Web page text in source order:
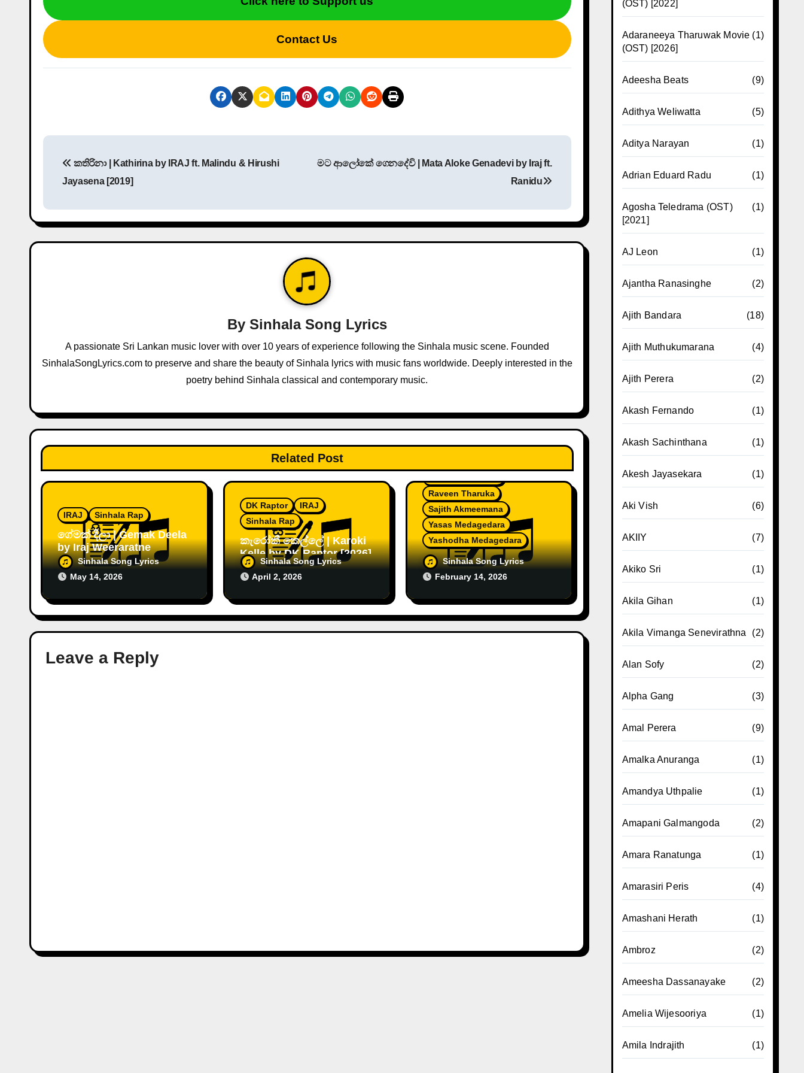
Contact Us
t
n
a
i
o
n
කතිරිනා | Kathirina by IRAJ ft. Malindu & Hirushi
Jayasena [2019]
මට ආලෝකේ ගෙනදේවි | Mata Aloke Genadevi by Iraj ft.
Ranidu
By Sinhala Song Lyrics
A passionate Sri Lankan music lover with over 10 years of experience following the Sinhala music scene. Founded
SinhalaSongLyrics.com to preserve and share the beauty of Sinhala lyrics with music fans worldwide. Deeply interested in the
poetry behind Sinhala classical and contemporary music.
Related Post
IRAJ Sinhala Rap
ගේමක් දීලා | Gemak Deela
by Iraj Weeraratne
Sinhala Song Lyrics
May 14, 2026
DK Raptor
IRAJ
Sinhala Rap
කැරෝකී කෙල්ලේ | Karoki
Kelle by DK Raptor [2026]
Sinhala Song Lyrics
April 2, 2026
Raveen Tharuka
Sajith Akmeemana
Yasas Medagedara
Yashodha Medagedara
මනරම් හැන්දාවේ |
Manaram Handawe by
Malith, Yasas & etc
Sinhala Song Lyrics
February 14, 2026
Leave a Reply
(OST) [2022]
Adaraneeya Tharuwak Movie
(OST) [2026]
(1)
Adeesha Beats (9)
Adithya Weliwatta (5)
Aditya Narayan (1)
Adrian Eduard Radu (1)
Agosha Teledrama (OST)
[2021]
(1)
AJ Leon (1)
Ajantha Ranasinghe (2)
Ajith Bandara (18)
Ajith Muthukumarana (4)
Ajith Perera (2)
Akash Fernando (1)
Akash Sachinthana (1)
Akesh Jayasekara (1)
Aki Vish (6)
AKIIY (7)
Akiko Sri (1)
Akila Gihan (1)
Akila Vimanga Senevirathna (2)
Alan Sofy (2)
Alpha Gang (3)
Amal Perera (9)
Amalka Anuranga (1)
Amandya Uthpalie (1)
Amapani Galmangoda (2)
Amara Ranatunga (1)
Amarasiri Peris (4)
Amashani Herath (1)
Ambroz (2)
Ameesha Dassanayake (2)
Amelia Wijesooriya (1)
Amila Indrajith (1)